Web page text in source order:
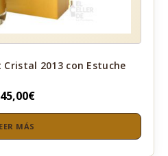
2013 con Estuche
€
MÁS